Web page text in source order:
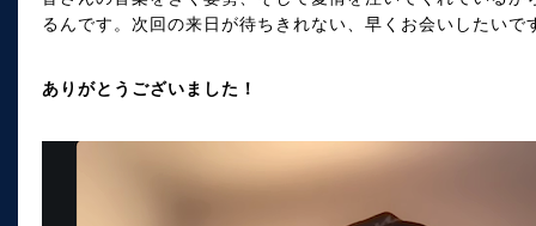
るんです。次回の来日が待ちきれない、早くお会いしたいで
ありがとうございました！